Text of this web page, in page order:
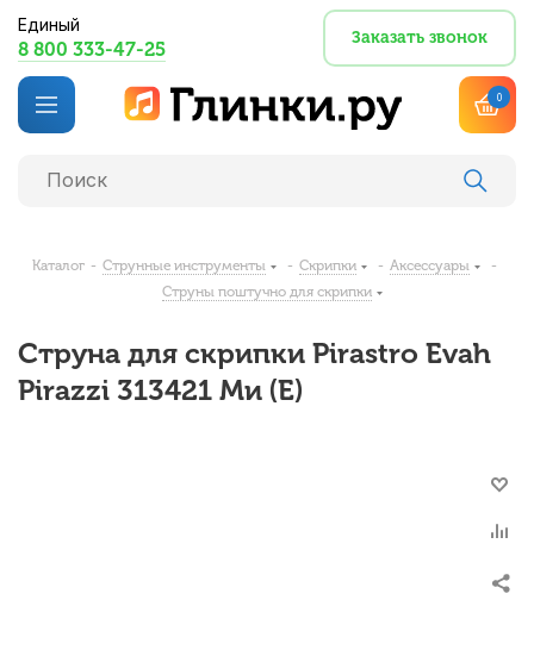
Единый
8 800 333-47-25
Заказать звонок
0
Каталог - Струнные инструменты - Скрипки - Аксессуары
-
Струны поштучно для скрипки
Струна для скрипки Pirastro Evah
Pirazzi 313421 Ми (E)